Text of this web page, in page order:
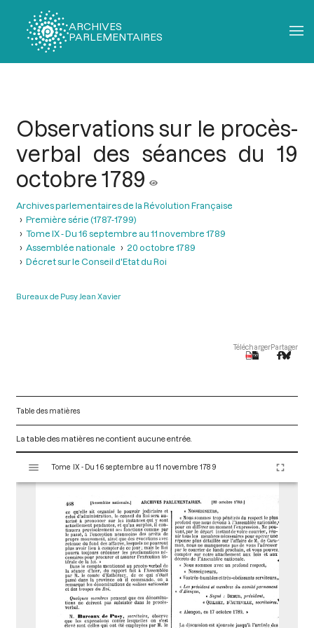
ARCHIVES
PARLEMENTAIRES
Observations sur le procès-
verbal des séances du 19
octobre 1789
Archives parlementaires de la Révolution Française
Première série (1787-1799)
Tome IX - Du 16 septembre au 11 novembre 1789
Assemblée nationale
20 octobre 1789
Décret sur le Conseil d'Etat du Roi
Bureaux de Pusy Jean Xavier
TéléchargerPartager
Table des matières
La table des matières ne contient aucune entrée.
s
Tome IX - Du 16 septembre au 11 novembre 1789